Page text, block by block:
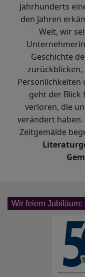
Jahrhunderts
den Jahren
Welt, wir
Geschichte
Persönlichkeiten
geht der Blick
verloren, die
verändert
Zeitgemälde
Wir feiern Jubiläum: